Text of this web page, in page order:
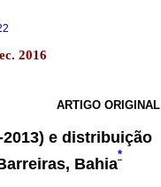
2016
ARTIGO ORIGINAL
e distribuição
Bahia
*